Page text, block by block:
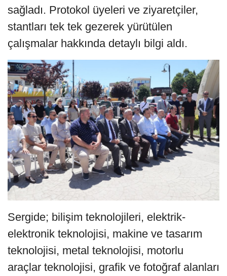
sağladı. Protokol üyeleri ve ziyaretçiler,
stantları tek tek gezerek yürütülen
çalışmalar hakkında detaylı bilgi aldı.
Sergide; bilişim teknolojileri, elektrik-
elektronik teknolojisi, makine ve tasarım
teknolojisi, metal teknolojisi, motorlu
araçlar teknolojisi, grafik ve fotoğraf alanları